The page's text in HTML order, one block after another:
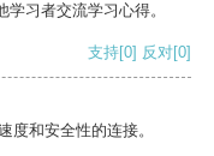
习者交流学习心得。
支持[0] 反对[0]
度和安全性的连接。